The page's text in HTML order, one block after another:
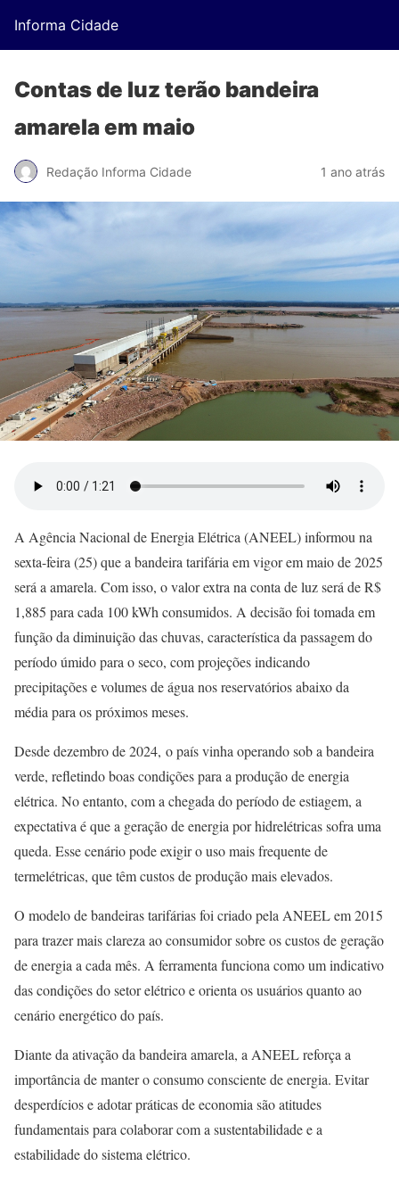
Informa Cidade
Contas de luz terão bandeira
amarela em maio
Redação Informa Cidade 1 ano atrás
A Agência Nacional de Energia Elétrica (ANEEL) informou na
sexta-feira (25) que a bandeira tarifária em vigor em maio de 2025
será a amarela. Com isso, o valor extra na conta de luz será de R$
1,885 para cada 100 kWh consumidos. A decisão foi tomada em
função da diminuição das chuvas, característica da passagem do
período úmido para o seco, com projeções indicando
precipitações e volumes de água nos reservatórios abaixo da
média para os próximos meses.
Desde dezembro de 2024, o país vinha operando sob a bandeira
verde, refletindo boas condições para a produção de energia
elétrica. No entanto, com a chegada do período de estiagem, a
expectativa é que a geração de energia por hidrelétricas sofra uma
queda. Esse cenário pode exigir o uso mais frequente de
termelétricas, que têm custos de produção mais elevados.
O modelo de bandeiras tarifárias foi criado pela ANEEL em 2015
para trazer mais clareza ao consumidor sobre os custos de geração
de energia a cada mês. A ferramenta funciona como um indicativo
das condições do setor elétrico e orienta os usuários quanto ao
cenário energético do país.
Diante da ativação da bandeira amarela, a ANEEL reforça a
importância de manter o consumo consciente de energia. Evitar
desperdícios e adotar práticas de economia são atitudes
fundamentais para colaborar com a sustentabilidade e a
estabilidade do sistema elétrico.